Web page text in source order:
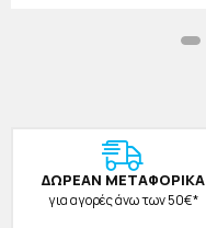
ΔΩΡΕAΝ ΜΕΤΑΦΟΡΙΚΑ
για αγορές άνω των 50€*